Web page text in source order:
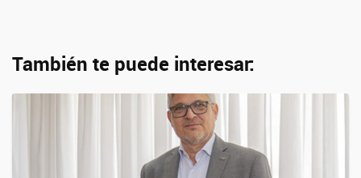
También te puede interesar: